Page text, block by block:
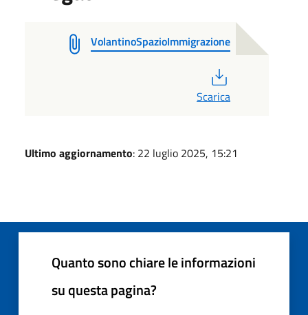
VolantinoSpazioImmigrazione
Scarica
Ultimo aggiornamento: 22 luglio 2025, 15:21
Quanto sono chiare le informazioni
su questa pagina?